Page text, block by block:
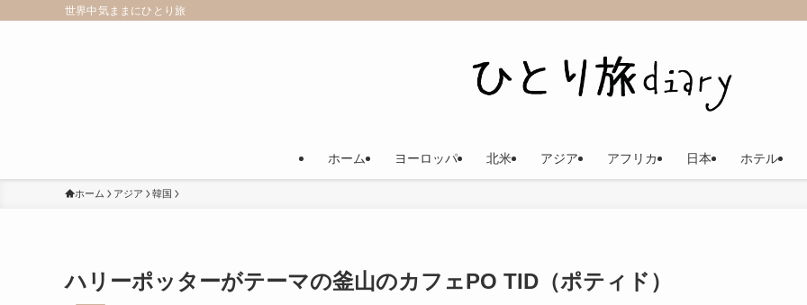
世界中気ままにひとり旅
ホーム ヨーロッパ 北米 アジア アフリカ 日本 ホテル
ホーム アジア 韓国
ハリーポッターがテーマの釜山のカフェPO TID（ポティド）